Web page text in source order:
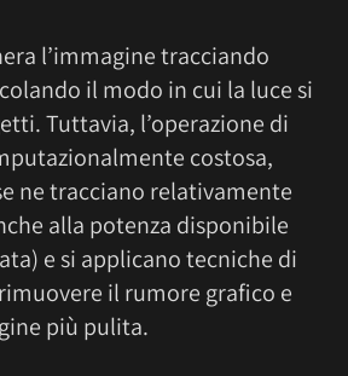
l’immagine tracciando
il modo in cui la luce si
Tuttavia, l’operazione di
costosa,
ne tracciano relativamente
alla potenza disponibile
e si applicano tecniche di
il rumore grafico e
più pulita.